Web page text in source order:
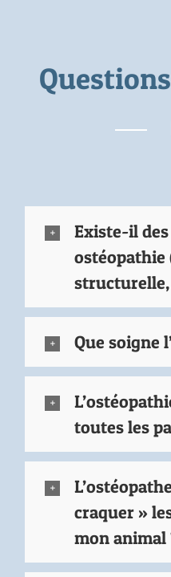
Existe-il
ostéopathie
Que soigne
toutes les
craquer »
mon animal